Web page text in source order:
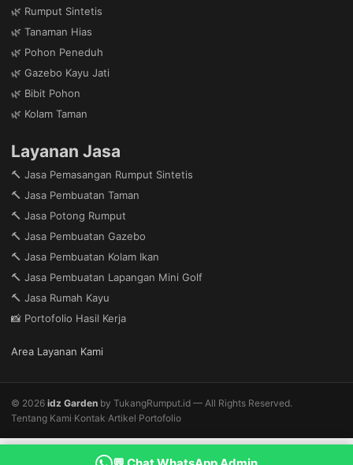
🌿 Rumput Sintetis
🌿 Tanaman Hias
🌿 Pohon Peneduh
🌿 Gazebo Kayu Jati
🌿 Bibit Pohon
🌿 Kolam Taman
Layanan Jasa
🔨 Jasa Pemasangan Rumput Sintetis
🔨 Jasa Pembuatan Taman
🔨 Jasa Potong Rumput
🔨 Jasa Pembuatan Gazebo
🔨 Jasa Pembuatan Kolam Ikan
🔨 Jasa Pembuatan Lapangan Mini Golf
🔨 Jasa Rumah Kayu
📸 Portofolio Hasil Kerja
Area Layanan Kami
© 2026 idz Garden by TukangRumput.id — All Rights Reserved.
Tentang Kami·Kontak·Artikel·Portofolio